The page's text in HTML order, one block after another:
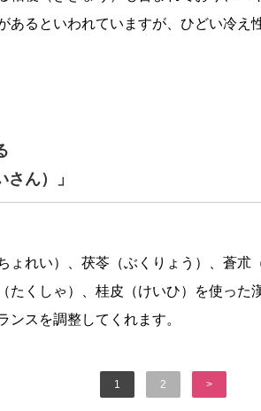
あるといわれていますが、ひどい冷え
さん）」
ょれい）、茯苓（ぶくりょう）、蒼朮
たくしゃ）、桂皮（けいひ）を使った
ンスを調整してくれます。
1 2 >